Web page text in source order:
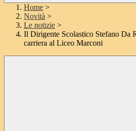
Home >
Novità >
Le notizie >
Il Dirigente Scolastico Stefano Da
carriera al Liceo Marconi